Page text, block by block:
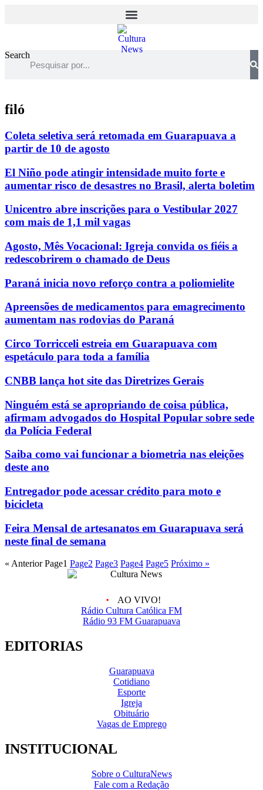
Search
filó
Coleta seletiva será retomada em Guarapuava a
partir de 10 de agosto
El Niño pode atingir intensidade muito forte e
aumentar risco de desastres no Brasil, alerta boletim
Unicentro abre inscrições para o Vestibular 2027
com mais de 1,1 mil vagas
Agosto, Mês Vocacional: Igreja convida os fiéis a
redescobrirem o chamado de Deus
Paraná inicia novo reforço contra a poliomielite
Apreensões de medicamentos para emagrecimento
aumentam nas rodovias do Paraná
Circo Torricceli estreia em Guarapuava com
espetáculo para toda a família
CNBB lança hot site das Diretrizes Gerais
Ninguém está se apropriando de coisa pública,
afirmam advogados do Hospital Popular sobre sede
da Polícia Federal
Saiba como vai funcionar a biometria nas eleições
deste ano
Entregador pode acessar crédito para moto e
bicicleta
Feira Mensal de artesanatos em Guarapuava será
neste final de semana
« Anterior Page1 Page2 Page3 Page4 Page5 Próximo »
AO VIVO!
Rádio Cultura Católica FM
Rádio 93 FM Guarapuava
EDITORIAS
Guarapuava
Cotidiano
Esporte
Igreja
Obituário
Vagas de Emprego
INSTITUCIONAL
Sobre o CulturaNews
Fale com a Redação